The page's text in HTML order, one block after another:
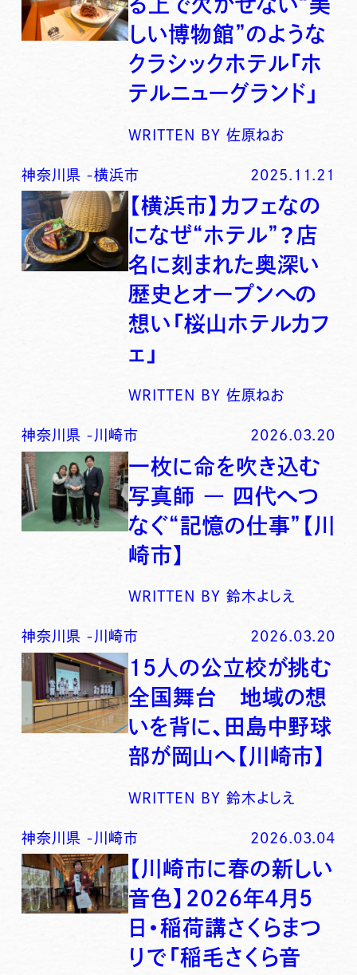
る上で欠かせない“美
しい博物館”のような
クラシックホテル「ホ
テルニューグランド」
WRITTEN BY 佐原ねお
神奈川県 -横浜市 2025.11.21
【横浜市】カフェなの
になぜ“ホテル”？店
名に刻まれた奥深い
歴史とオープンへの
想い「桜山ホテルカフ
ェ」
WRITTEN BY 佐原ねお
神奈川県 - 川崎市 2026.03.20
一枚に命を吹き込む
写真師 ― 四代へつ
なぐ“記憶の仕事”【川
崎市】
WRITTEN BY 鈴木よしえ
神奈川県 - 川崎市 2026.03.20
15人の公立校が挑む
全国舞台 地域の想
いを背に、田島中野球
部が岡山へ【川崎市】
WRITTEN BY 鈴木よしえ
神奈川県 - 川崎市 2026.03.04
【川崎市に春の新しい
音色】2026年4月5
日・稲荷講さくらまつ
りで「稲毛さくら音